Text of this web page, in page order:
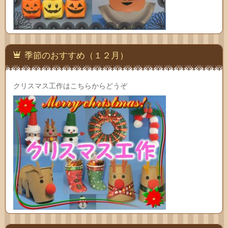
季節のおすすめ（１２月）
クリスマス工作はこちらからどうぞ